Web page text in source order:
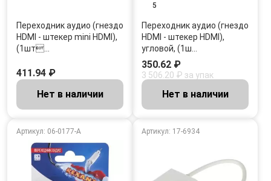
Переходник аудио (гнездо
HDMI - штекер mini HDMI),
(1шт…
411.94 ₽
Нет в наличии
5
Переходник аудио (гнездо
HDMI - штекер HDMI),
угловой, (1ш…
350.62 ₽
3 506.20 ₽ за упак
Нет в наличии
Артикул: 06-0177-A Артикул: 17-6934